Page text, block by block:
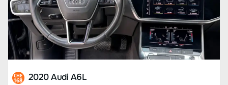
CHE
168 2020 Audi A6L